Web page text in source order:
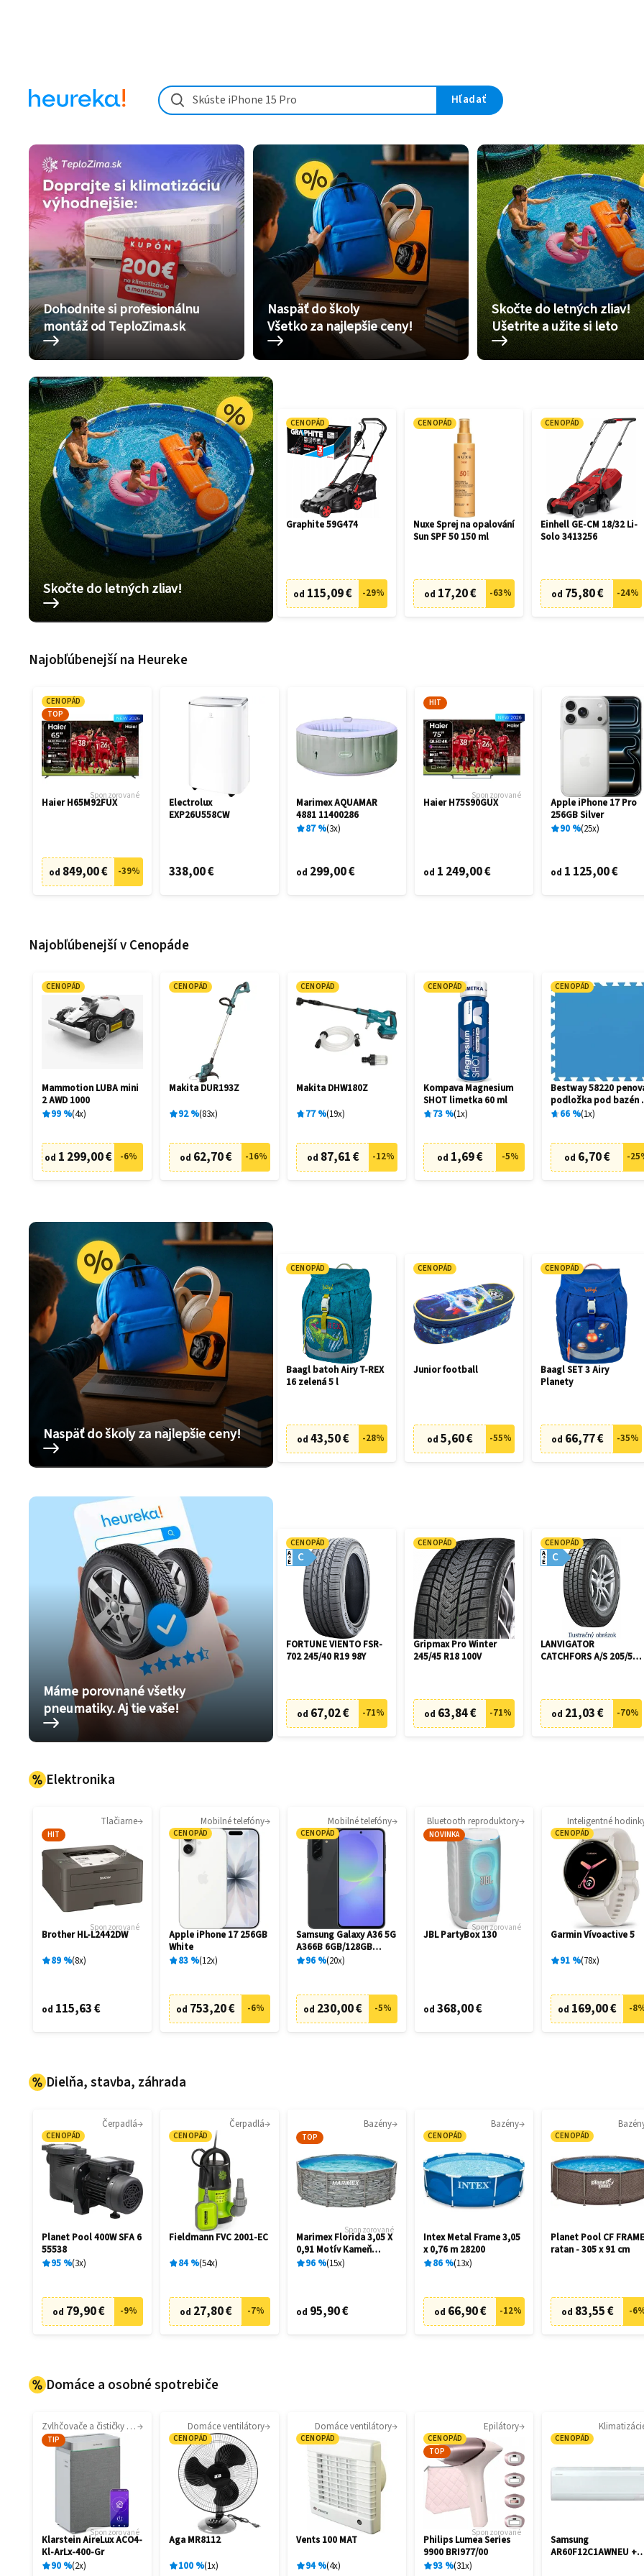
Skúste iPhone 15 Pro Hľadať
Dohodnite si profesionálnu
montáž od TeploZima.sk
Naspäť do školy
Všetko za najlepšie ceny!
Skočte do letných zliav!
Ušetrite a užite si leto
Skočte do letných zliav!
CENOPÁD
Graphite 59G474
od 115,09 € -29%
CENOPÁD
Nuxe Sprej na opalování
Sun SPF 50 150 ml
od 17,20 € -63%
CENOPÁD
Einhell GE-CM 18/32 Li-
Solo 3413256
od 75,80 € -24%
Najobľúbenejší na Heureke
CENOPÁD
TOP
Sponzorované
Haier H65M92FUX
od 849,00 € -39%
Electrolux
EXP26U558CW
338,00 €
Marimex AQUAMAR
4881 11400286
87% 3x
od 299,00 €
HIT
Sponzorované
Haier H75S90GUX
od 1 249,00 €
Apple iPhone 17 Pro
256GB Silver
90 % 25x
od 1 125,00 €
Najobľúbenejší v Cenopáde
CENOPÁD
Mammotion LUBA mini
2 AWD 1000
99 % 4x
od 1 299,00 € -6%
CENOPÁD
Makita DUR193Z
92% 83x
od 62,70 € -16%
CENOPÁD
Makita DHW180Z
77% 19x
od 87,61 € -12%
CENOPÁD
Kompava Magnesium
SHOT limetka 60 ml
73 % 1x
od 1,69 € -5%
CENOPÁD
Bestway 58220
podložka pod bazén
x 50 cm (9 ks)
66 % 1x
od 6,70 € -25
Naspäť do školy za najlepšie ceny!
CENOPÁD
Baagl batoh Airy T-REX
16 zelená 5 l
od 43,50 € -28%
CENOPÁD
Junior football
od 5,60 € -55%
CENOPÁD
Baagl SET 3 Airy
Planety
od 66,77 € -35%
Máme porovnané všetky
pneumatiky. Aj tie vaše!
CENOPÁD
C
A
E
FORTUNE VIENTO FSR-
702 245/40 R19 98Y
od 67,02 € -71%
CENOPÁD
Gripmax Pro Winter
245/45 R18 100V
od 63,84 € -71%
CENOPÁD
C
A
E
LANVIGATOR
CATCHFORS A/S 205/55
od 21,03 € -70%
Elektronika
Tlačiarne
HIT
Sponzorované
Brother HL-L2442DW
89 % 8x
od 115,63 €
Mobilné telefóny
CENOPÁD
Apple iPhone 17 256GB
White
83 % 12x
od 753,20 € -6%
Mobilné telefóny
CENOPÁD
Samsung Galaxy A36 5G
A366B 6GB/128GB
Awesome Black
96 % 20x
od 230,00 € -5%
Bluetooth reproduktory
NOVINKA
Sponzorované
JBL PartyBox 130
od 368,00 €
Inteligentné
CENOPÁD
Garmin Vívoactive 5
91 % 78x
od 169,00 € -8
Dielňa, stavba, záhrada
Čerpadlá
CENOPÁD
Planet Pool 400W SFA 6
55538
95 % 3x
od 79,90 € -9%
Čerpadlá
CENOPÁD
Fieldmann FVC 2001-EC
84% 54x
od 27,80 € -7%
Bazény
TOP
Sponzorované
Marimex Florida 3,05 X
0,91 Motív Kameň
10340245
96 % 15x
od 95,90 €
Bazény
CENOPÁD
Intex Metal Frame 3,05
x 0,76 m 28200
86 % 13x
od 66,90 € -12%
CENOPÁD
Planet Pool CF FRAME
ratan - 305 x 91 cm
od 83,55 € -6
Domáce a osobné spotrebiče
Zvlhčovače a čističky vzduchu
TIP
Sponzorované
Klarstein AireLux ACO4-
Kl-ArLx-400-Gr
90 % 2x
Domáce ventilátory
CENOPÁD
Aga MR8112
100 % 1x
Domáce ventilátory
CENOPÁD
Vents 100 MAT
94% 4x
Epilátory
CENOPÁD
TOP
Sponzorované
Philips Lumea Series
9900 BRI977/00
93 % 31x
CENOPÁD
Samsung
AR60F12C1AWNEU +